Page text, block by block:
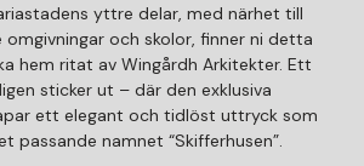
yttre delar, med närhet till
omgivningar och skolor, finner ni detta
hem ritat av Wingårdh Arkitekter. Ett
sticker ut – där den exklusiva
ett elegant och tidlöst uttryck som
passande namnet “Skifferhusen”.